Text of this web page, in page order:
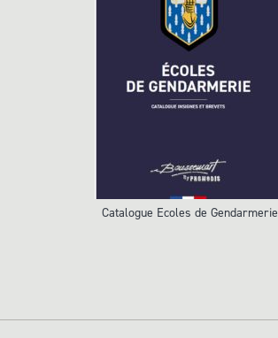
Catalogue Ecoles de Gendarmerie